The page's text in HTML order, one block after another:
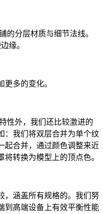
的分层材质与细节法线。
缘。
多的变化。
性外，我们还比较激进的
：我们将双层合并为单个纹
起合并，通过颜色调整来近
转换为模型上的顶点色。
，涵盖所有规格的。我们努
到高端设备上有效平衡性能